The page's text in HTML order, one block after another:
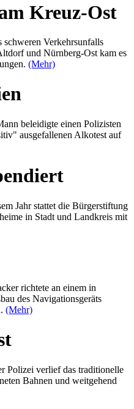
Kreuz-Ost
schweren Verkehrsunfalls
und Nürnberg-Ost kam es
(Mehr)
beleidigte einen Polizisten
ausgefallenen Alkotest auf
Jahr stattet die Bürgerstiftung
in Stadt und Landkreis mit
richtete an einem in
des Navigationsgeräts
(Mehr)
Polizei verlief das traditionelle
Bahnen und weitgehend